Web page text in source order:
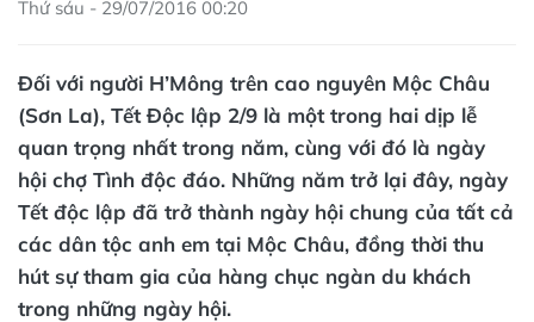
Thứ sáu - 29/07/2016 00:20
Đối với người H’Mông trên cao nguyên Mộc Châu
(Sơn La), Tết Độc lập 2/9 là một trong hai dịp lễ
quan trọng nhất trong năm, cùng với đó là ngày
hội chợ Tình độc đáo. Những năm trở lại đây, ngày
Tết độc lập đã trở thành ngày hội chung của tất cả
các dân tộc anh em tại Mộc Châu, đồng thời thu
hút sự tham gia của hàng chục ngàn du khách
trong những ngày hội.